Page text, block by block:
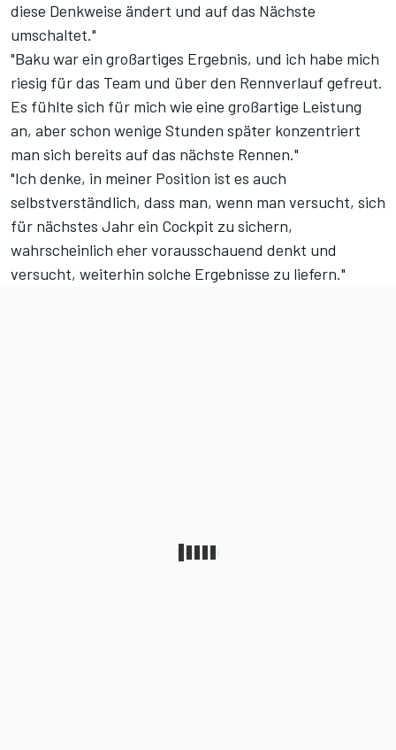
diese Denkweise ändert und auf das Nächste
umschaltet."
"Baku war ein großartiges Ergebnis, und ich habe mich
riesig für das Team und über den Rennverlauf gefreut.
Es fühlte sich für mich wie eine großartige Leistung
an, aber schon wenige Stunden später konzentriert
man sich bereits auf das nächste Rennen."
"Ich denke, in meiner Position ist es auch
selbstverständlich, dass man, wenn man versucht, sich
für nächstes Jahr ein Cockpit zu sichern,
wahrscheinlich eher vorausschauend denkt und
versucht, weiterhin solche Ergebnisse zu liefern."